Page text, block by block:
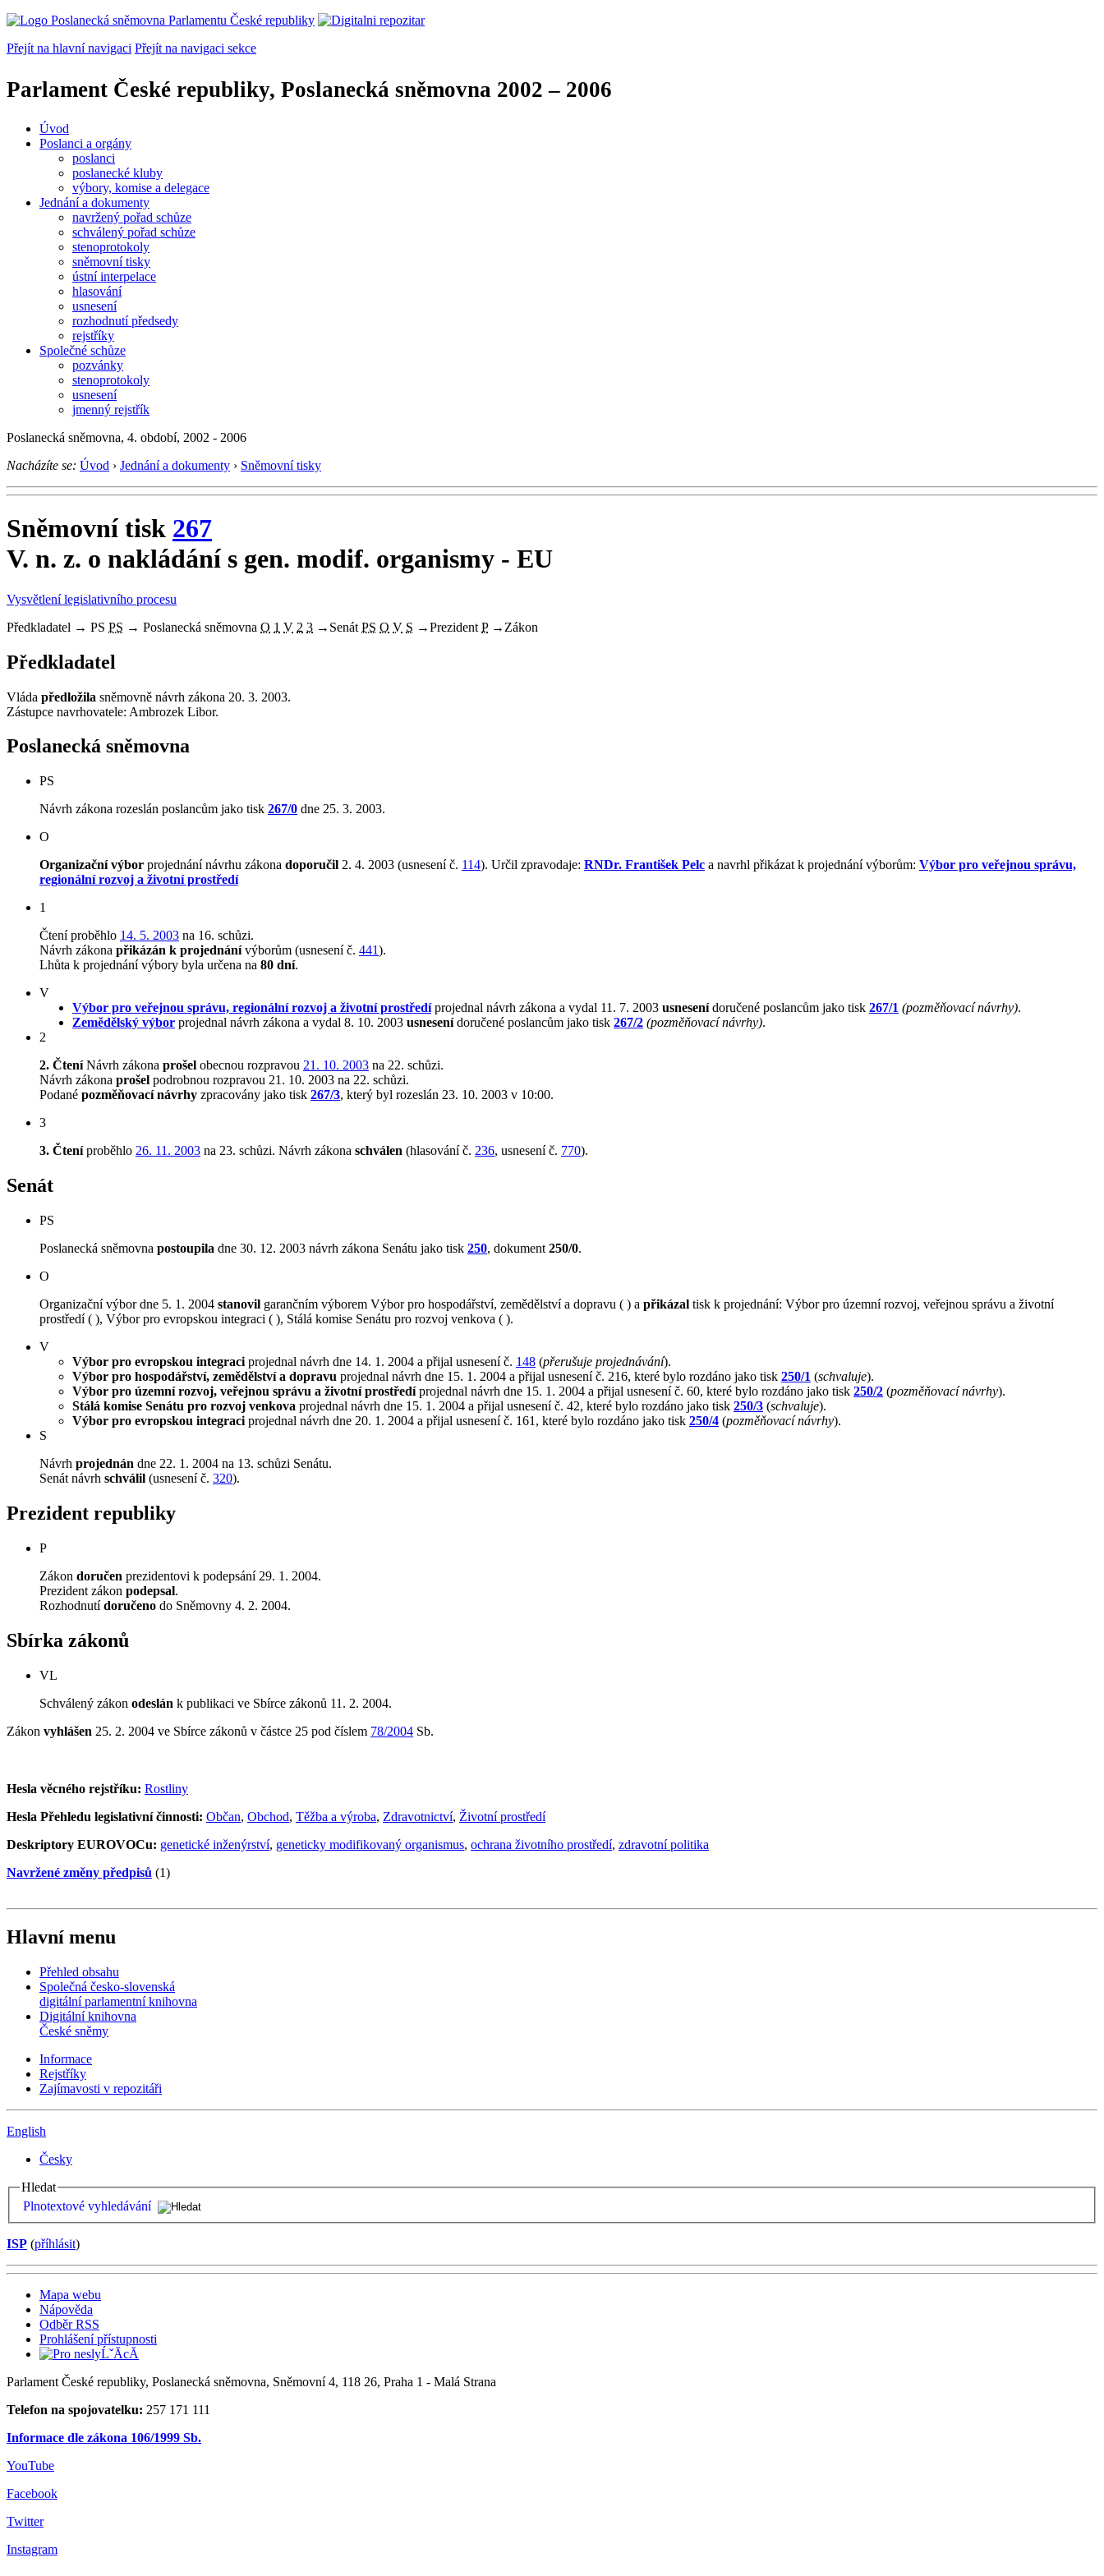
Přejít na hlavní navigaci Přejít na navigaci sekce
Parlament České republiky, Poslanecká sněmovna 2002 – 2006
Úvod
Poslanci a orgány
poslanci
poslanecké kluby
výbory, komise a delegace
Jednání a dokumenty
navržený pořad schůze
schválený pořad schůze
stenoprotokoly
sněmovní tisky
ústní interpelace
hlasování
usnesení
rozhodnutí předsedy
rejstříky
Společné schůze
pozvánky
stenoprotokoly
usnesení
jmenný rejstřík
Poslanecká sněmovna, 4. období, 2002 - 2006
Nacházíte se: Úvod › Jednání a dokumenty › Sněmovní tisky
Sněmovní tisk 267
V. n. z. o nakládání s gen. modif. organismy - EU
Vysvětlení legislativního procesu
Předkladatel → PS PS → Poslanecká sněmovna O 1 V 2 3 → Senát PS O V S →Prezident P → Zákon
Předkladatel
Vláda předložila sněmovně návrh zákona 20. 3. 2003.
Zástupce navrhovatele: Ambrozek Libor.
Poslanecká sněmovna
PS
Návrh zákona rozeslán poslancům jako tisk 267/0 dne 25. 3. 2003.
O
Organizační výbor projednání návrhu zákona doporučil 2. 4. 2003 (usnesení č. 114). Určil zpravodaje: RNDr. František Pelc a navrhl přikázat k projednání výborům: Výbor pro veřejnou správu,
regionální rozvoj a životní prostředí
1
Čtení proběhlo 14. 5. 2003 na 16. schůzi.
Návrh zákona přikázán k projednánívýborům (usnesení č. 441).
Lhůta k projednání výbory byla určena na 80 dní.
V
Výbor pro veřejnou správu, regionální rozvoj a životní prostředíprojednal návrh zákona a vydal 11. 7. 2003 usnesenídoručené poslancům jako tisk 267/1 (pozměňovací návrhy).
Zemědělský výbor projednal návrh zákona a vydal 8. 10. 2003 usnesenídoručené poslancům jako tisk 267/2 (pozměňovací návrhy).
2
2. ČteníNávrh zákona prošel obecnou rozpravou 21. 10. 2003 na 22. schůzi.
Návrh zákona prošel podrobnou rozpravou 21. 10. 2003 na 22. schůzi.
Podané pozměňovací návrhy zpracovány jako tisk 267/3, který byl rozeslán 23. 10. 2003 v 10:00.
3
3. Čteníproběhlo 26. 11. 2003 na 23. schůzi. Návrh zákona schválen (hlasování č. 236, usnesení č. 770).
Senát
PS
Poslanecká sněmovna postoupila dne 30. 12. 2003 návrh zákona Senátu jako tisk 250, dokument 250/0.
O
Organizační výbor dne 5. 1. 2004 stanovil garančním výborem Výbor pro hospodářství, zemědělství a dopravu ( ) a přikázal tisk k projednání: Výbor pro územní rozvoj, veřejnou správu a životní
prostředí ( ), Výbor pro evropskou integraci ( ), Stálá komise Senátu pro rozvoj venkova ( ).
V
Výbor pro evropskou integraci projednal návrh dne 14. 1. 2004 a přijal usnesení č. 148 (přerušuje projednávání).
Výbor pro hospodářství, zemědělství a dopravu projednal návrh dne 15. 1. 2004 a přijal usnesení č. 216, které bylo rozdáno jako tisk 250/1 (schvaluje).
Výbor pro územní rozvoj, veřejnou správu a životní prostředíprojednal návrh dne 15. 1. 2004 a přijal usnesení č. 60, které bylo rozdáno jako tisk 250/2 (pozměňovací návrhy).
Stálá komise Senátu pro rozvoj venkova projednal návrh dne 15. 1. 2004 a přijal usnesení č. 42, které bylo rozdáno jako tisk 250/3 (schvaluje).
Výbor pro evropskou integraci projednal návrh dne 20. 1. 2004 a přijal usnesení č. 161, které bylo rozdáno jako tisk 250/4 (pozměňovací návrhy).
S
Návrh projednán dne 22. 1. 2004 na 13. schůzi Senátu.
Senát návrh schválil (usnesení č. 320).
Prezident republiky
P
Zákon doručen prezidentovi k podepsání 29. 1. 2004.
Prezident zákon podepsal.
Rozhodnutídoručeno do Sněmovny 4. 2. 2004.
Sbírka zákonů
VL
Schválený zákon odeslán k publikaci ve Sbírce zákonů 11. 2. 2004.
Zákon vyhlášen 25. 2. 2004 ve Sbírce zákonů v částce 25 pod číslem 78/2004 Sb.
Hesla věcného rejstříku: Rostliny
Hesla Přehledu legislativní činnosti: Občan, Obchod, Těžba a výroba, Zdravotnictví, Životní prostředí
Deskriptory EUROVOCu: genetické inženýrství, geneticky modifikovaný organismus, ochrana životního prostředí, zdravotní politika
Navržené změny předpisů (1)
Hlavní menu
Přehled obsahu
Společná česko-slovenská
digitální parlamentní knihovna
Digitální knihovna
České sněmy
Informace
Rejstříky
Zajímavosti v repozitáři
English
Česky
Hledat
Plnotextové vyhledávání
ISP (příhlásit)
Mapa webu
Nápověda
Odběr RSS
Prohlášení přístupnosti
Parlament České republiky, Poslanecká sněmovna, Sněmovní 4, 118 26, Praha 1 - Malá Strana
Telefon na spojovatelku: 257 171 111
Informace dle zákona 106/1999 Sb.
YouTube
Facebook
Twitter
Instagram